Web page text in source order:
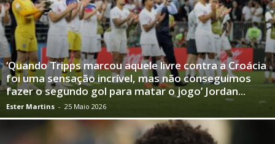
‘Quando Tripps marcou aquele livre contra a Croácia
foi uma sensação incrível, mas não conseguimos
fazer o segundo gol para matar o jogo’ Jordan...
Ester Martins - 25 Maio 2026